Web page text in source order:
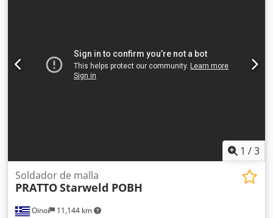
1 /3
Oinoi 11,144 km
Soldador de malla
PRATTOStarweld POBH